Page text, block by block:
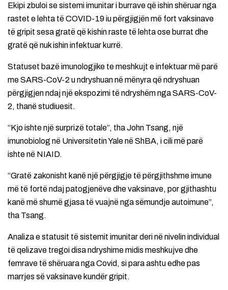
Ekipi zbuloi se sistemi imunitar i burrave që ishin shëruar nga
rastet e lehta të COVID-19 iu përgjigjën më fort vaksinave
të gripit sesa gratë që kishin raste të lehta ose burrat dhe
gratë që nuk ishin infektuar kurrë.
Statuset bazë imunologjike te meshkujt e infektuar më parë
me SARS-CoV-2 u ndryshuan në mënyra që ndryshuan
përgjigjen ndaj një ekspozimi të ndryshëm nga SARS-CoV-
2, thanë studiuesit.
“Kjo ishte një surprizë totale”, tha John Tsang, një
imunobiolog në Universitetin Yale në ShBA, i cili më parë
ishte në NIAID.
“Gratë zakonisht kanë një përgjigje të përgjithshme imune
më të fortë ndaj patogjenëve dhe vaksinave, por gjithashtu
kanë më shumë gjasa të vuajnë nga sëmundje autoimune”,
tha Tsang.
Analiza e statusit të sistemit imunitar deri në nivelin individual
të qelizave tregoi disa ndryshime midis meshkujve dhe
femrave të shëruara nga Covid, si para ashtu edhe pas
marrjes së vaksinave kundër gripit.